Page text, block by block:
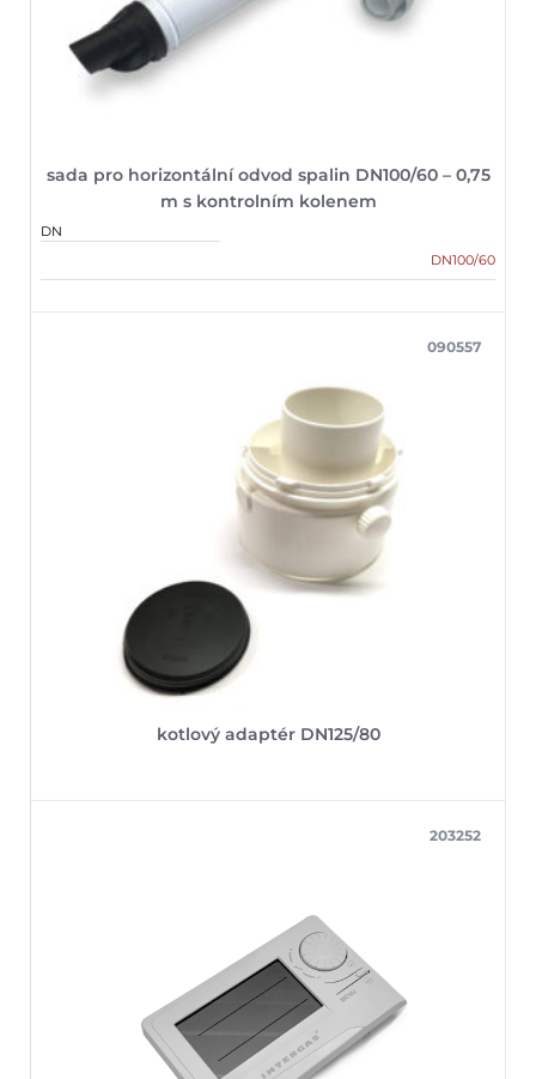
sada pro horizontální odvod spalin DN100/60 – 0,75
m s kontrolním kolenem
DN
DN100/60
kotlový adaptér DN125/80
090557
203252